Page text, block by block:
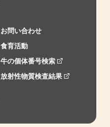
お問い合わせ
食育活動
牛の個体番号検索
放射性物質検査結果